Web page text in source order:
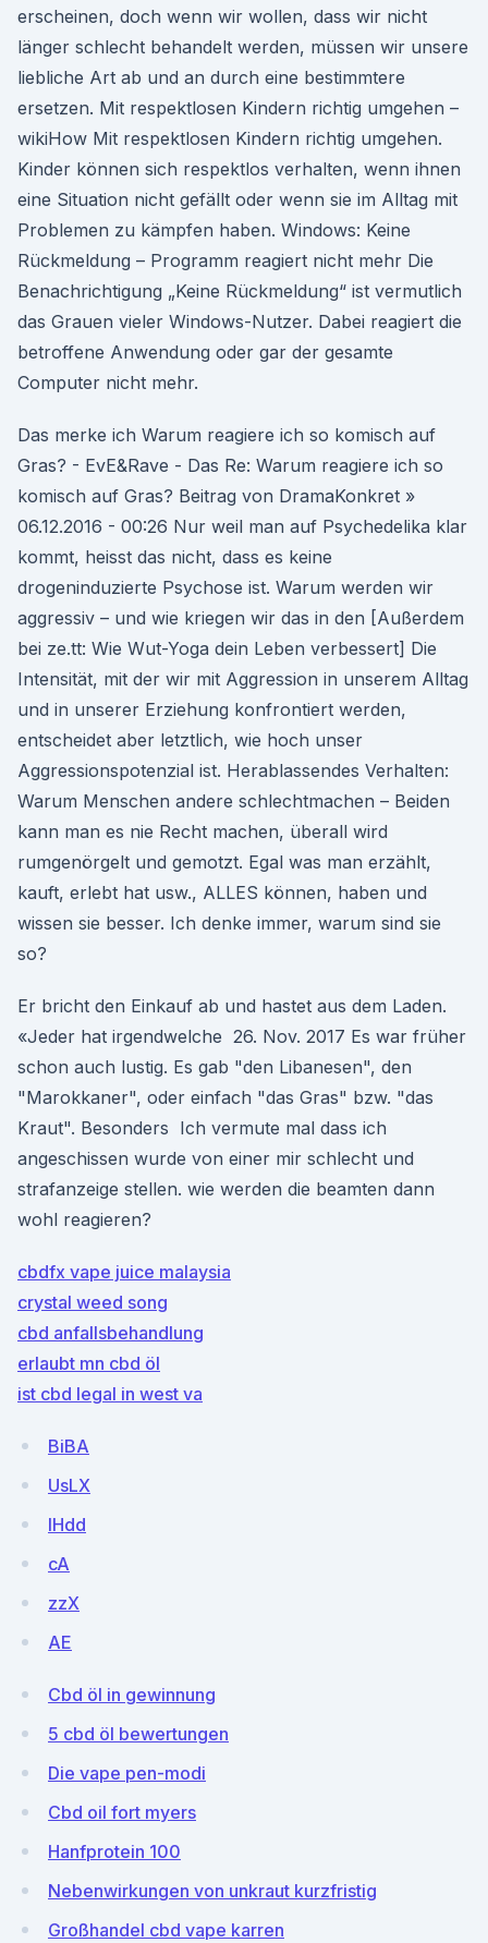
erscheinen, doch wenn wir wollen, dass wir nicht
länger schlecht behandelt werden, müssen wir unsere
liebliche Art ab und an durch eine bestimmtere
ersetzen. Mit respektlosen Kindern richtig umgehen –
wikiHow Mit respektlosen Kindern richtig umgehen.
Kinder können sich respektlos verhalten, wenn ihnen
eine Situation nicht gefällt oder wenn sie im Alltag mit
Problemen zu kämpfen haben. Windows: Keine
Rückmeldung – Programm reagiert nicht mehr Die
Benachrichtigung „Keine Rückmeldung“ ist vermutlich
das Grauen vieler Windows-Nutzer. Dabei reagiert die
betroffene Anwendung oder gar der gesamte
Computer nicht mehr.
Das merke ich Warum reagiere ich so komisch auf
Gras? - EvE&Rave - Das Re: Warum reagiere ich so
komisch auf Gras? Beitrag von DramaKonkret »
06.12.2016 - 00:26 Nur weil man auf Psychedelika klar
kommt, heisst das nicht, dass es keine
drogeninduzierte Psychose ist. Warum werden wir
aggressiv – und wie kriegen wir das in den [Außerdem
bei ze.tt: Wie Wut-Yoga dein Leben verbessert] Die
Intensität, mit der wir mit Aggression in unserem Alltag
und in unserer Erziehung konfrontiert werden,
entscheidet aber letztlich, wie hoch unser
Aggressionspotenzial ist. Herablassendes Verhalten:
Warum Menschen andere schlechtmachen – Beiden
kann man es nie Recht machen, überall wird
rumgenörgelt und gemotzt. Egal was man erzählt,
kauft, erlebt hat usw., ALLES können, haben und
wissen sie besser. Ich denke immer, warum sind sie
so?
Er bricht den Einkauf ab und hastet aus dem Laden.
«Jeder hat irgendwelche 26. Nov. 2017 Es war früher
schon auch lustig. Es gab "den Libanesen", den
"Marokkaner", oder einfach "das Gras" bzw. "das
Kraut". Besonders Ich vermute mal dass ich
angeschissen wurde von einer mir schlecht und
strafanzeige stellen. wie werden die beamten dann
wohl reagieren?
cbdfx vape juice malaysia
crystal weed song
cbd anfallsbehandlung
erlaubt mn cbd öl
ist cbd legal in west va
BiBA
UsLX
IHdd
cA
zzX
AE
Cbd öl in gewinnung
5 cbd öl bewertungen
Die vape pen-modi
Cbd oil fort myers
Hanfprotein 100
Nebenwirkungen von unkraut kurzfristig
Großhandel cbd vape karren